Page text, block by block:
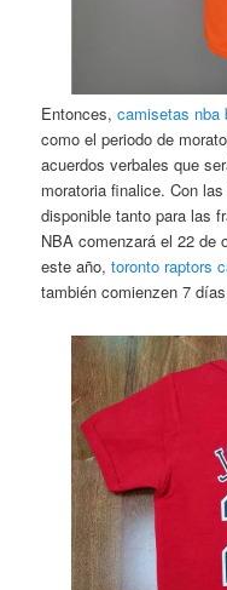
Entonces,camisetas nba
como el periodo de
acuerdos verbales que
moratoria finalice. Con
disponible tanto para las
NBA comenzará el 22 de
este año,toronto raptors
también comienzen 7